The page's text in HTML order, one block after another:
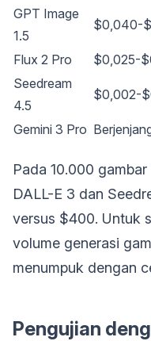
GPT Image
1.5
$0,040-
Flux 2 Pro $0,025-
Seedream
4.5
$0,002-
Gemini 3 Pro
Pada 10.000
DALL-E 3 dan
versus $400. Untuk
volume generasi
menumpuk dengan
Pengujian